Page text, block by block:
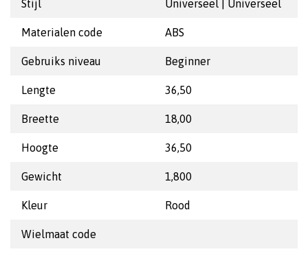
Stijl Universeel | Universeel
Materialen code ABS
Gebruiks niveau Beginner
Lengte 36,50
Breette 18,00
Hoogte 36,50
Gewicht 1,800
Kleur Rood
Wielmaat code